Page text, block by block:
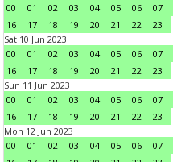
00
01 02 03 04 05 06 07
16
17 18 19 20 21 22
23
Sat 10 Jun 2023
00
01 02 03 04 05 06 07
16
17 18 19 20 21 22
23
Sun 11 Jun 2023
00
01 02 03 04 05 06 07
16
17 18 19 20 21 22
23
Mon 12 Jun 2023
00
01 02 03 04 05 06 07